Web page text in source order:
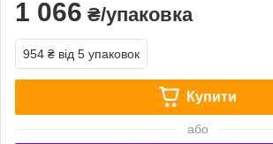
1 066 ₴/упаковка
954 ₴ від 5 упаковок
Купити
або